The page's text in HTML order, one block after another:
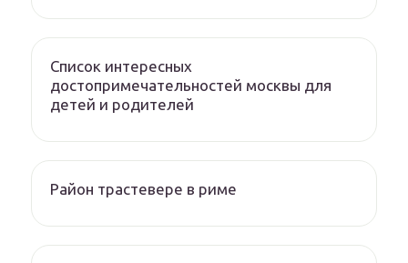
Список интересных
достопримечательностей москвы для
детей и родителей
Район трастевере в риме